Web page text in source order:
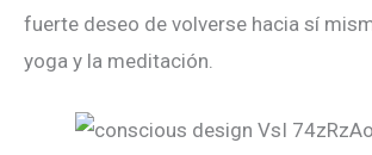
fuerte deseo de volverse hacia sí
yoga y la meditación.